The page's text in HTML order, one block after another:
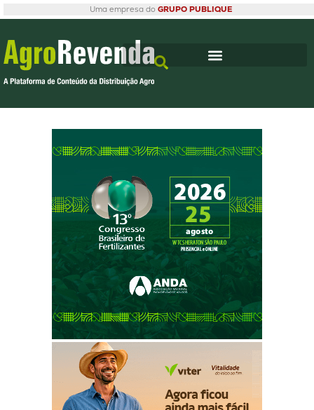
Uma empresa do GRUPO PUBLIQUE